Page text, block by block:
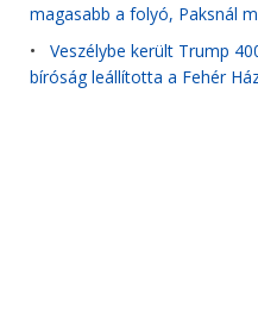
magasabb a folyó, Paksnál
• Veszélybe került Trump
bíróság leállította a Fehér